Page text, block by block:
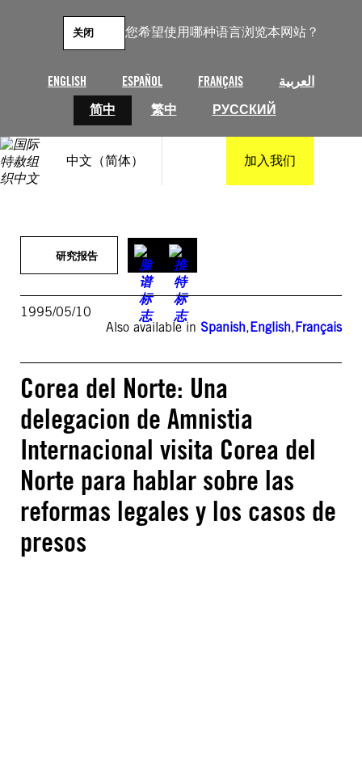
您希望使用哪种语言浏览本网站？
ENGLISH ESPAÑOL FRANÇAIS
العربية
简中
繁中 РУССКИЙ
关闭
中文（简体） 加入我们
研究报告
1995/05/10
Also available in Spanish,English,Français
Corea del Norte: Una
delegacion de Amnistia
Internacional visita Corea del
Norte para hablar sobre las
reformas legales y los casos de
presos